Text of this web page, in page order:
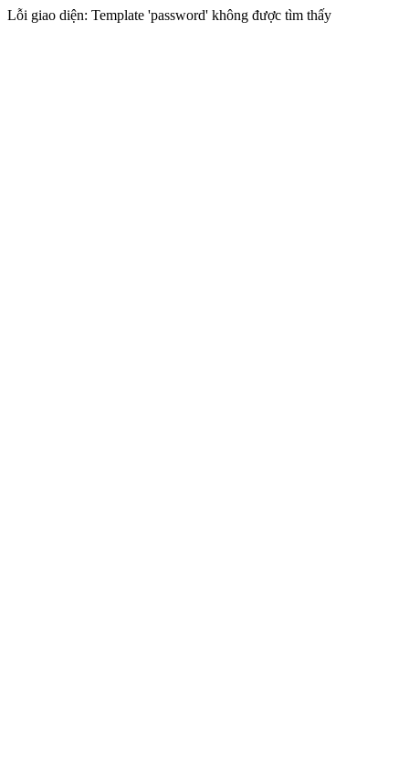
Lỗi giao diện: Template 'password' không được tìm thấy